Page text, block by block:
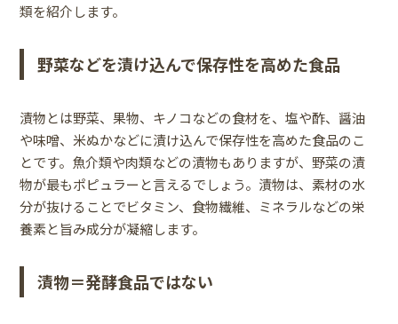
類を紹介します。
野菜などを漬け込んで保存性を高めた食品
漬物とは野菜、果物、キノコなどの食材を、塩や酢、醤油
や味噌、米ぬかなどに漬け込んで保存性を高めた食品のこ
とです。魚介類や肉類などの漬物もありますが、野菜の漬
物が最もポピュラーと言えるでしょう。漬物は、素材の水
分が抜けることでビタミン、食物繊維、ミネラルなどの栄
養素と旨み成分が凝縮します。
漬物＝発酵食品ではない